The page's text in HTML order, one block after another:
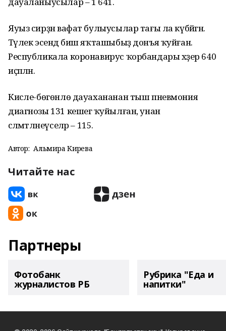
Яуыз сирҙән вафат булыусылар тағы ла күбәйгән.
Тәүлек эсендә биш яҡташыбыҙ донъя ҡуйған.
Республикала коронавирус ҡорбандары хәҙер 640
иҫәпләнә.
Кисәле-бөгөнлө дауахананан тыш пневмония
диагнозы 131 кешегә ҡуйылған, унан
сәләмәтләнеүселәр – 115.
Автор: Альмира Кирәева
Читайте нас
Партнеры
Фотобанк
журналистов РБ
Рубрика "Еда и
напитки"